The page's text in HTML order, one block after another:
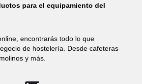
para el equipamiento del
encontrarás todo lo que
de hostelería. Desde cafeteras
y más.